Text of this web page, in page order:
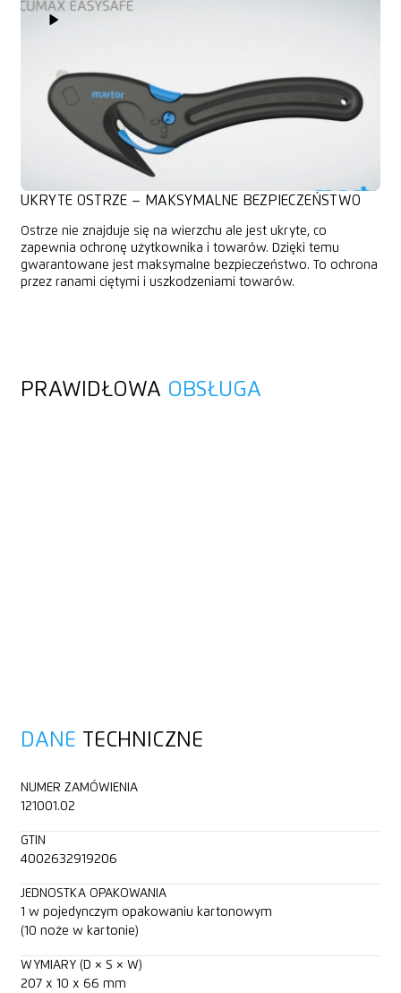
UKRYTE OSTRZE – MAKSYMALNE BEZPIECZEŃSTWO
Ostrze nie znajduje się na wierzchu ale jest ukryte, co
zapewnia ochronę użytkownika i towarów. Dzięki temu
gwarantowane jest maksymalne bezpieczeństwo. To ochrona
przez ranami ciętymi i uszkodzeniami towarów.
Play Video
PRAWIDŁOWA OBSŁUGA
DANE TECHNICZNE
NUMER ZAMÓWIENIA
121001.02
GTIN
4002632919206
JEDNOSTKA OPAKOWANIA
1 w pojedynczym opakowaniu kartonowym
(10 noże w kartonie)
WYMIARY (D × S × W)
207 x 10 x 66 mm